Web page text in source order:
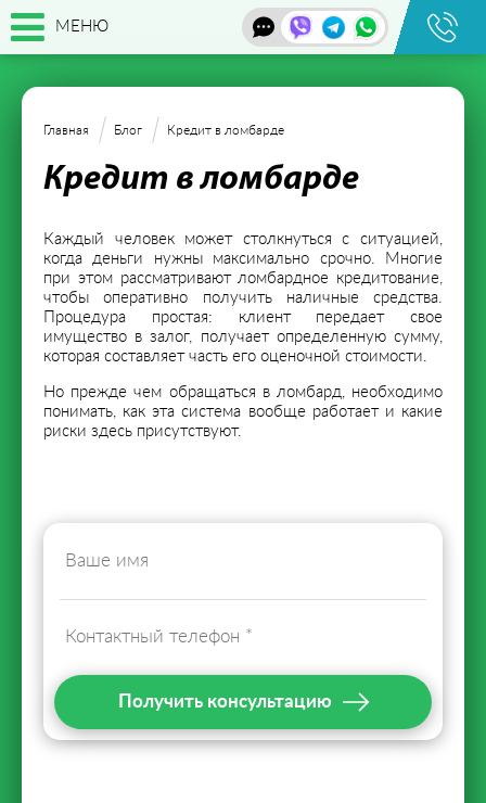
МЕНЮ
Главная Блог Кредит в ломбарде
Кредит в ломбарде
Каждый человек может столкнуться с ситуацией,
когда деньги нужны максимально срочно. Многие
при этом рассматривают ломбардное кредитование,
чтобы оперативно получить наличные средства.
Процедура простая: клиент передает свое
имущество в залог, получает определенную сумму,
которая составляет часть его оценочной стоимости.
Но прежде чем обращаться в ломбард, необходимо
понимать, как эта система вообще работает и какие
риски здесь присутствуют.
Получить консультацию